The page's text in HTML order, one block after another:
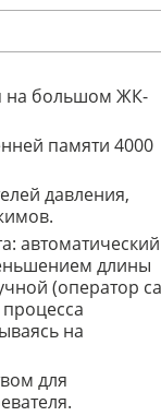
на большом ЖК-
памяти 4000
давления,
автоматический
длины
(оператор
на
для